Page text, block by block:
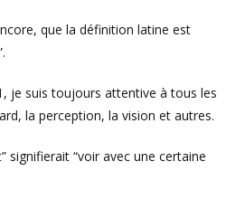
que la définition latine est
je suis toujours attentive à tous les
la perception, la vision et autres.
signifierait “voir avec une certaine